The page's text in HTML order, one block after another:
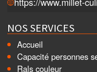
NOS SERVICES
Accueil
Capacité personnes
Rals couleur